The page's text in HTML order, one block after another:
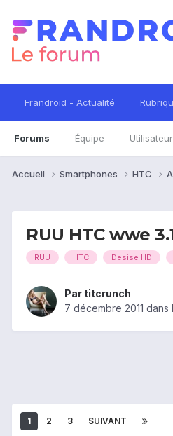
Frandroid - Actualité
Forums Équipe
Accueil Smartphones HTC
RUU HTC wwe
RUU HTC Desise HD
Par titcrunch
7 décembre 2011 dans
1 2 3 SUIVANT